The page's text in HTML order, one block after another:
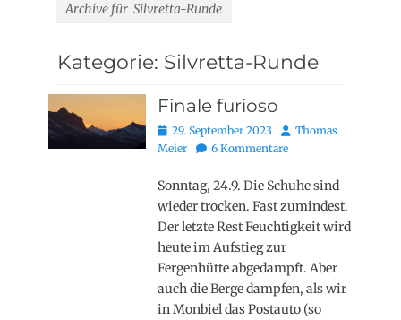
Archive für Silvretta-Runde
Kategorie: Silvretta-Runde
Finale furioso
Posted
on
29. September 2023 AutorThomas
Meier
6 Kommentare
Sonntag, 24.9. Die Schuhe sind
wieder trocken. Fast zumindest.
Der letzte Rest Feuchtigkeit wird
heute im Aufstieg zur
Fergenhütte abgedampft. Aber
auch die Berge dampfen, als wir
in Monbiel das Postauto (so